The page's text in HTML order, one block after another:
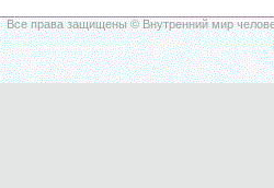
Все права защищены © Внутренний мир